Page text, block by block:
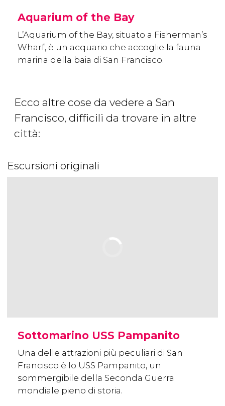
Aquarium of the Bay
L’Aquarium of the Bay, situato a Fisherman’s
Wharf, è un acquario che accoglie la fauna
marina della baia di San Francisco.
Ecco altre cose da vedere a San
Francisco, difficili da trovare in altre
città:
Escursioni originali
Sottomarino USS Pampanito
Una delle attrazioni più peculiari di San
Francisco è lo USS Pampanito, un
sommergibile della Seconda Guerra
mondiale pieno di storia.